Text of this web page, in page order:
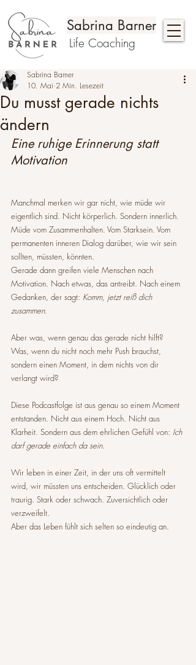
Sabrina Barner
Life Coaching
Du musst gerade nichts
ändern
Sabrina Barner
10. Mai 2 Min. Lesezeit
Eine ruhige Erinnerung statt
Motivation
Manchmal merken wir gar nicht, wie müde wir
eigentlich sind. Nicht körperlich. Sondern innerlich.
Müde vom Zusammenhalten. Vom Starksein. Vom
permanenten inneren Dialog darüber, wie wir sein
sollten, müssten, könnten.
Gerade dann greifen viele Menschen nach
Motivation. Nach etwas, das antreibt. Nach einem
Gedanken, der sagt: Komm, jetzt reiß dich
zusammen.
Aber was, wenn genau das gerade nicht hilft?
Was, wenn du nicht noch mehr Push brauchst,
sondern einen Moment, in dem nichts von dir
verlangt wird?
Diese Podcastfolge ist aus genau so einem Moment
entstanden. Nicht aus einem Hoch. Nicht aus
Klarheit. Sondern aus dem ehrlichen Gefühl von: Ich
darf gerade einfach da sein.
Wir leben in einer Zeit, in der uns oft vermittelt
wird, wir müssten uns entscheiden. Glücklich oder
traurig. Stark oder schwach. Zuversichtlich oder
verzweifelt.
Aber das Leben fühlt sich selten so eindeutig an.